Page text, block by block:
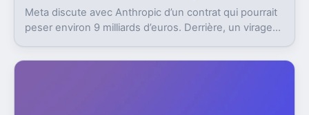
Meta discute avec Anthropic d’un contrat qui pourrait
peser environ 9 milliards d’euros. Derrière, un virage